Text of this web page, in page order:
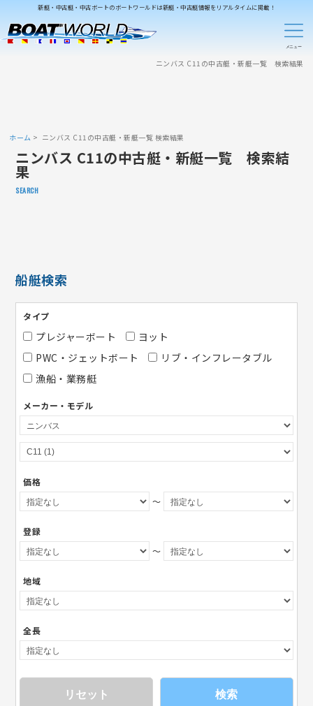
新艇・中古艇・中古ボートのボートワールドは新艇・中古艇情報をリアルタイムに掲載！
ニンバス C11の中古艇・新艇一覧 検索結果
ホーム ニンバス C11の中古艇・新艇一覧 検索結果
ニンバス C11の中古艇・新艇一覧 検索結
果
SEARCH
船艇検索
タイプ
プレジャーボート
ヨット
PWC・ジェットボート
リブ・インフレータブル
漁船・業務艇
メーカー・モデル
価格
～
登録
～
地域
全長
検索